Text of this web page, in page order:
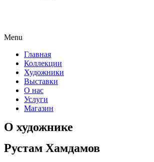
Menu
Главная
Коллекции
Художники
Выставки
О нас
Услуги
Магазин
О художнике
Рустам Хамдамов